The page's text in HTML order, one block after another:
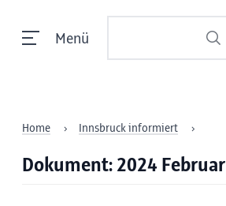
Menü
Home Innsbruck informiert
Dokument: 2024 Februar